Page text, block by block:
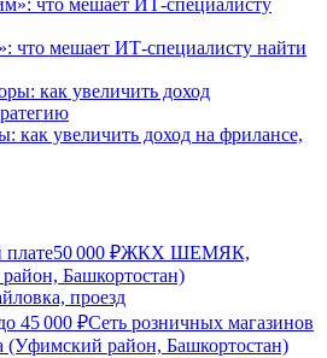
что мешает ИТ-специалисту найти
увеличить доход на фрилансе,
плате50 000 ₽ЖКХ ШЕМЯК,
Башкортостан)
проезд
45 000 ₽Сеть розничных магазинов
район, Башкортостан)